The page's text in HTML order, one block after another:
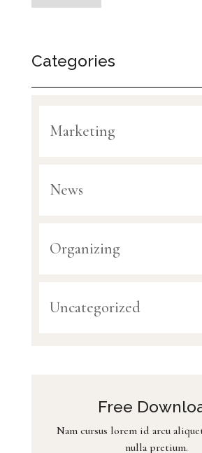
Categories
Marketing
News
Organizing
Uncategorized
Free
Nam cursus lorem id arcu
nulla pretium.